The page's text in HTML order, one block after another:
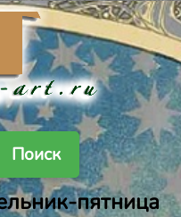
Поиск
пятница